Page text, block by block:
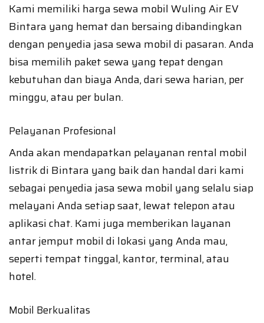
Kami memiliki harga sewa mobil Wuling Air EV
Bintara yang hemat dan bersaing dibandingkan
dengan penyedia jasa sewa mobil di pasaran. Anda
bisa memilih paket sewa yang tepat dengan
kebutuhan dan biaya Anda, dari sewa harian, per
minggu, atau per bulan.
Pelayanan Profesional
Anda akan mendapatkan pelayanan rental mobil
listrik di Bintara yang baik dan handal dari kami
sebagai penyedia jasa sewa mobil yang selalu siap
melayani Anda setiap saat, lewat telepon atau
aplikasi chat. Kami juga memberikan layanan
antar jemput mobil di lokasi yang Anda mau,
seperti tempat tinggal, kantor, terminal, atau
hotel.
Mobil Berkualitas